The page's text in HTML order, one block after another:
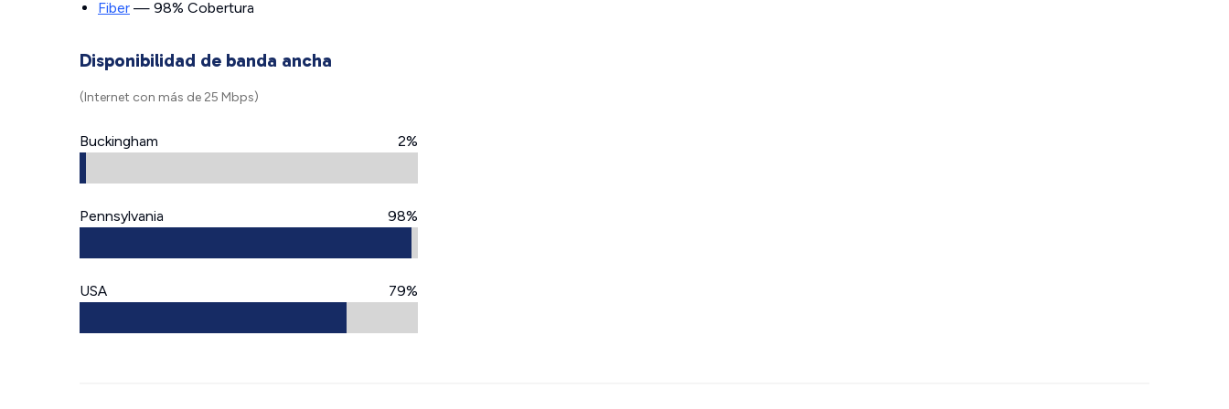
Fiber — 98% Cobertura
Disponibilidad de banda ancha
(Internet con más de 25 Mbps)
Buckingham 2%
Pennsylvania 98%
USA 79%